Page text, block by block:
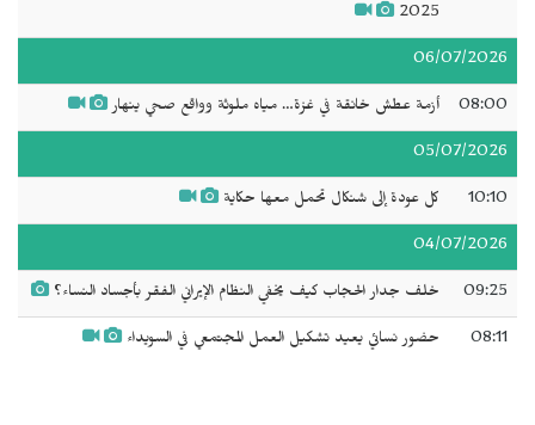
2025
06/07/2026
08:00 أزمة عطش خانقة في غزة… مياه ملوثة وواقع صحي ينهار
05/07/2026
10:10 كل عودة إلى شنكال تحمل معها حكاية
04/07/2026
09:25 خلف جدار الحجاب كيف يخفي النظام الإيراني الفقر بأجساد النساء؟
08:11 حضور نسائي يعيد تشكيل العمل المجتمعي في السويداء